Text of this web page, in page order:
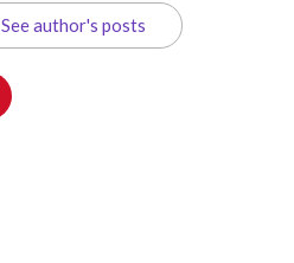
See author's posts